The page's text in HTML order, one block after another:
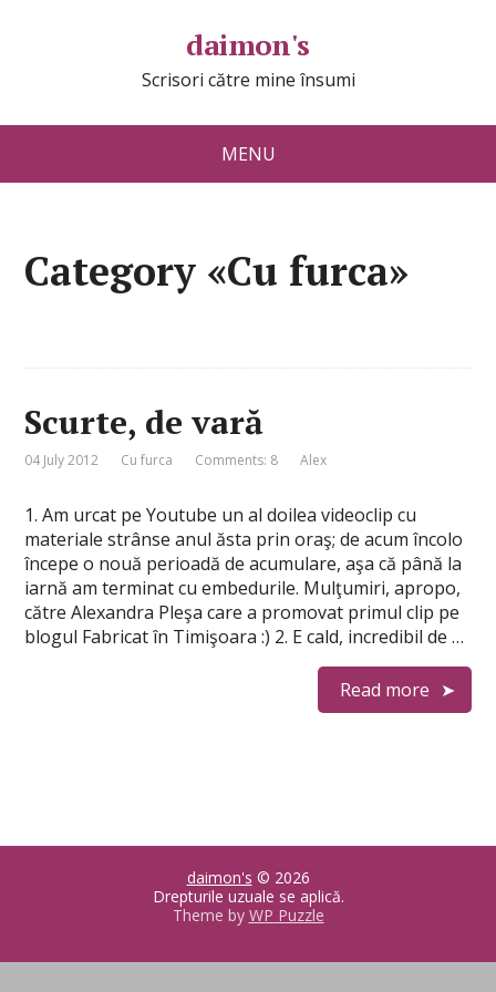
daimon's
Scrisori către mine însumi
MENU
Category «Cu furca»
Scurte, de vară
04 July 2012 Cu furca Comments: 8 Alex
1. Am urcat pe Youtube un al doilea videoclip cu
materiale strânse anul ăsta prin oraş; de acum încolo
începe o nouă perioadă de acumulare, aşa că până la
iarnă am terminat cu embedurile. Mulţumiri, apropo,
către Alexandra Pleşa care a promovat primul clip pe
blogul Fabricat în Timişoara :) 2. E cald, incredibil de …
Read more
daimon's © 2026
Drepturile uzuale se aplică.
Theme by WP Puzzle